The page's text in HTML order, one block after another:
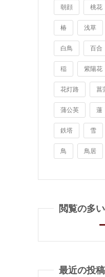
朝顔 桃花
椿 浅草
白鳥 百合
稲 紫陽花
花灯路 菖
蒲公英 蓮
鉄塔 雪
鳥 鳥居
閲覧の多
最近の投稿